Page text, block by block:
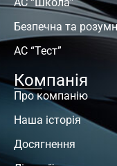
Безпечна та
АС “Тест”
Компанія
Про компанію
Наша історія
Досягнення